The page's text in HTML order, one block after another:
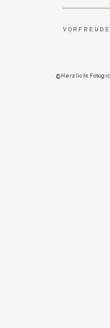
VORFREUDE
©Herzlicht